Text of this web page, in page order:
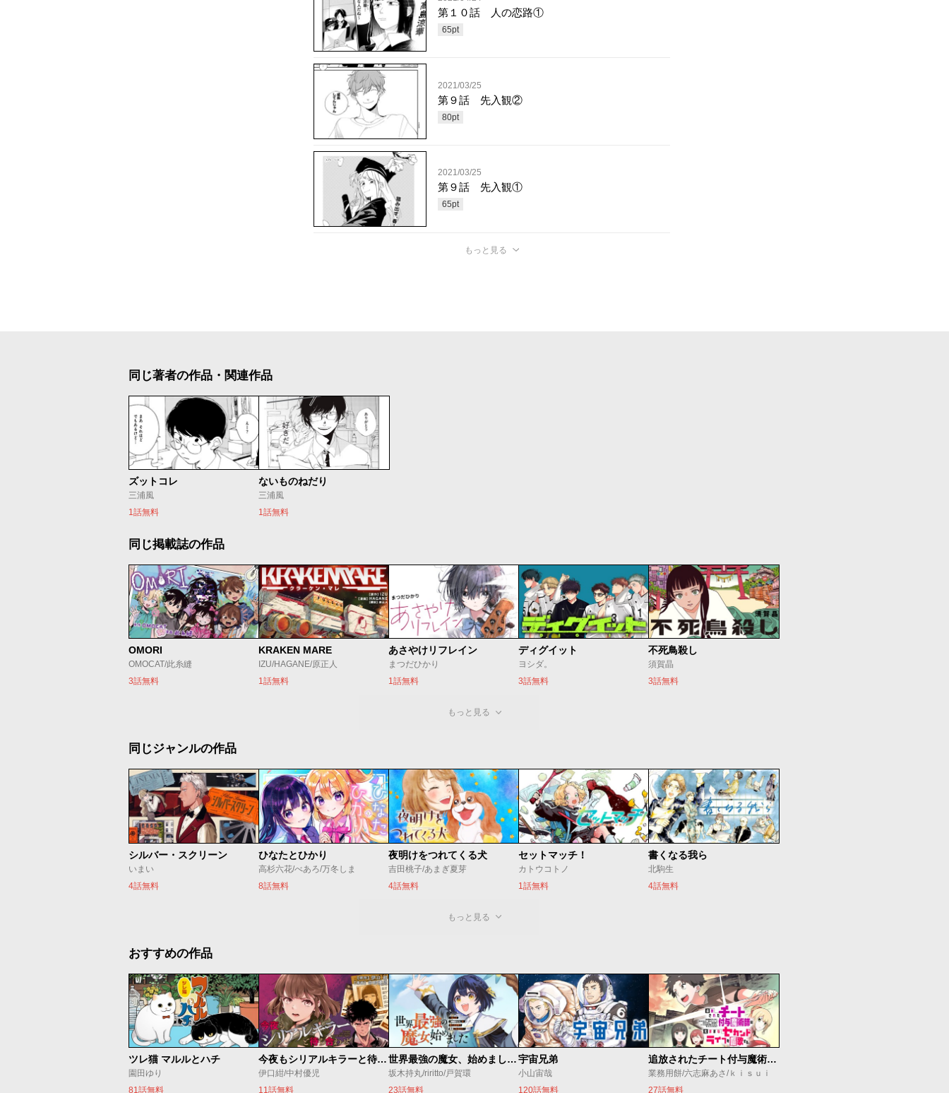
第１０話 人の恋路①
65pt
2021/03/25
第９話 先入観②
80pt
2021/03/25
第９話 先入観①
65pt
もっと見る
同じ著者の作品・関連作品
ズットコレ
三浦風
1話無料
ないものねだり
三浦風
1話無料
同じ掲載誌の作品
OMORI
OMOCAT/此糸縫
3話無料
KRAKEN MARE
IZU/HAGANE/原正人
1話無料
あさやけリフレイン
まつだひかり
1話無料
ディグイット
ヨシダ。
3話無料
不死鳥殺し
須賀晶
3話無料
もっと見る
同じジャンルの作品
シルバー・スクリーン
いまい
4話無料
ひなたとひかり
高杉六花/べあろ/万冬しま
8話無料
夜明けをつれてくる犬
吉田桃子/あまぎ夏芽
4話無料
セットマッチ！
カトウコトノ
1話無料
書くなる我ら
北駒生
4話無料
もっと見る
おすすめの作品
ツレ猫 マルルとハチ
園田ゆり
81話無料
今夜もシリアルキラーと待ち合わせ
伊口紺/中村優児
11話無料
世界最強の魔女、始めました ～私だけ『攻略サイト』を見れる世界で自由に生きます～
坂木持丸/riritto/戸賀環
23話無料
宇宙兄弟
小山宙哉
120話無料
追放されたチート付与魔術師は気ままなセカンドライフを謳歌する。 ～俺は武器だけじゃなく、あらゆるものに『強化ポイント』を付与できるし、俺の意思でいつでも効果を解除できるけど、残った人たち大丈夫？～
業務用餅/六志麻あさ/ｋｉｓｕｉ
27話無料